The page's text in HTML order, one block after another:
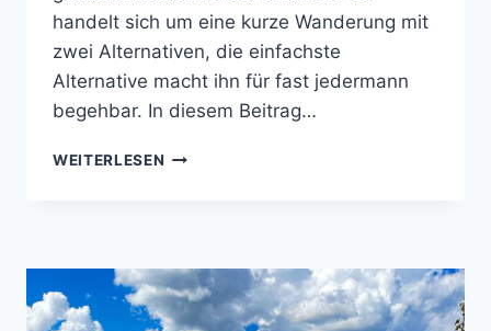
handelt sich um eine kurze Wanderung mit
zwei Alternativen, die einfachste
Alternative macht ihn für fast jedermann
begehbar. In diesem Beitrag…
WEITERLESEN GIPFELKREUZ
KLEINE
AUSSICHTSREICHE
WANDERUNG